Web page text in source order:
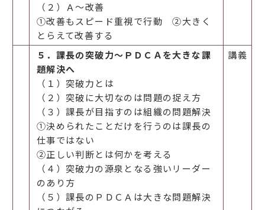
（２）Ａ～改善
①改善もスピード重視で行動 ②大きく
とらえて改善する
５．課長の突破力～ＰＤＣＡを大きな課
題解決へ
（１）突破力とは
（２）突破に大切なのは問題の捉え方
（３）課長が目指すのは組織の問題解決
①決められたことだけを行うのは課長の
仕事ではない
②正しい判断とは何かを考える
（４）突破力の源泉となる強いリーダー
のあり方
（５）課長のＰＤＣＡは大きな問題解決
講義